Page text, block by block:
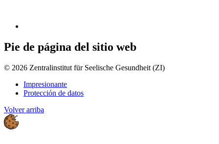
Pie de página del sitio web
© 2026 Zentralinstitut für Seelische Gesundheit (ZI)
Impresionante
Protección de datos
Volver arriba